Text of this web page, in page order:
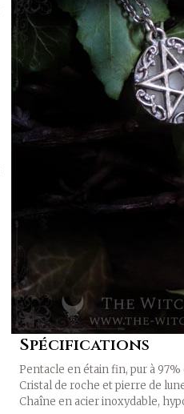
Spécifications
Pentacle en étain fin, pur à
Cristal de roche et pierre de
Chaîne en acier inoxydable,